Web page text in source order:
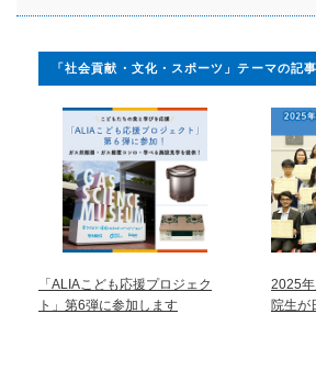
「社会貢献・文化・スポーツ」テーマの記事
「ALIAこども応援プロジェク
ト」第6弾に参加します
2025
院生が